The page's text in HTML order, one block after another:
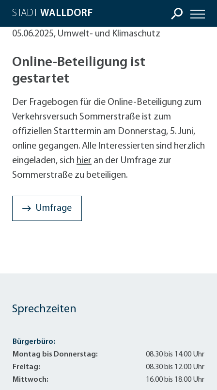
STADT WALLDORF
05.06.2025, Umwelt- und Klimaschutz
Online-Beteiligung ist
gestartet
Der Fragebogen für die Online-Beteiligung zum
Verkehrsversuch Sommerstraße ist zum
offiziellen Starttermin am Donnerstag, 5. Juni,
online gegangen. Alle Interessierten sind herzlich
eingeladen, sich hier an der Umfrage zur
Sommerstraße zu beteiligen.
Umfrage
Sprechzeiten
Bürgerbüro:
Montag bis Donnerstag:
08.30 bis 14.00 Uhr
Freitag:
08.30 bis 12.00 Uhr
Mittwoch:
16.00 bis 18.00 Uhr